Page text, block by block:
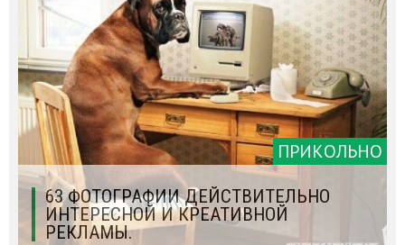
ПРИКОЛЬНО
63 ФОТОГРАФИИ ДЕЙСТВИТЕЛЬНО
ИНТЕРЕСНОЙ И КРЕАТИВНОЙ
РЕКЛАМЫ.